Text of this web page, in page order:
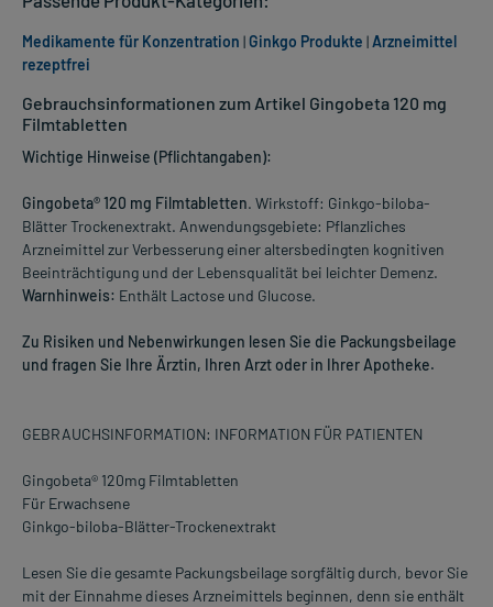
Gebrauchsinformationen zum Artikel Gingobeta 120 mg
Filmtabletten
Wichtige Hinweise (Pflichtangaben):
Gingobeta® 120 mg Filmtabletten. Wirkstoff: Ginkgo-biloba-
Blätter Trockenextrakt. Anwendungsgebiete: Pflanzliches
Arzneimittel zur Verbesserung einer altersbedingten kognitiven
Beeinträchtigung und der Lebensqualität bei leichter Demenz.
Warnhinweis: Enthält Lactose und Glucose.
Zu Risiken und Nebenwirkungen lesen Sie die Packungsbeilage
und fragen Sie Ihre Ärztin, Ihren Arzt oder in Ihrer Apotheke.
GEBRAUCHSINFORMATION: INFORMATION FÜR PATIENTEN
Gingobeta® 120mg Filmtabletten
Für Erwachsene
Ginkgo-biloba-Blätter-Trockenextrakt
Lesen Sie die gesamte Packungsbeilage sorgfältig durch, bevor Sie
mit der Einnahme dieses Arzneimittels beginnen, denn sie enthält
Medikamente für Konzentration |Ginkgo Produkte |Arzneimittel
rezeptfrei